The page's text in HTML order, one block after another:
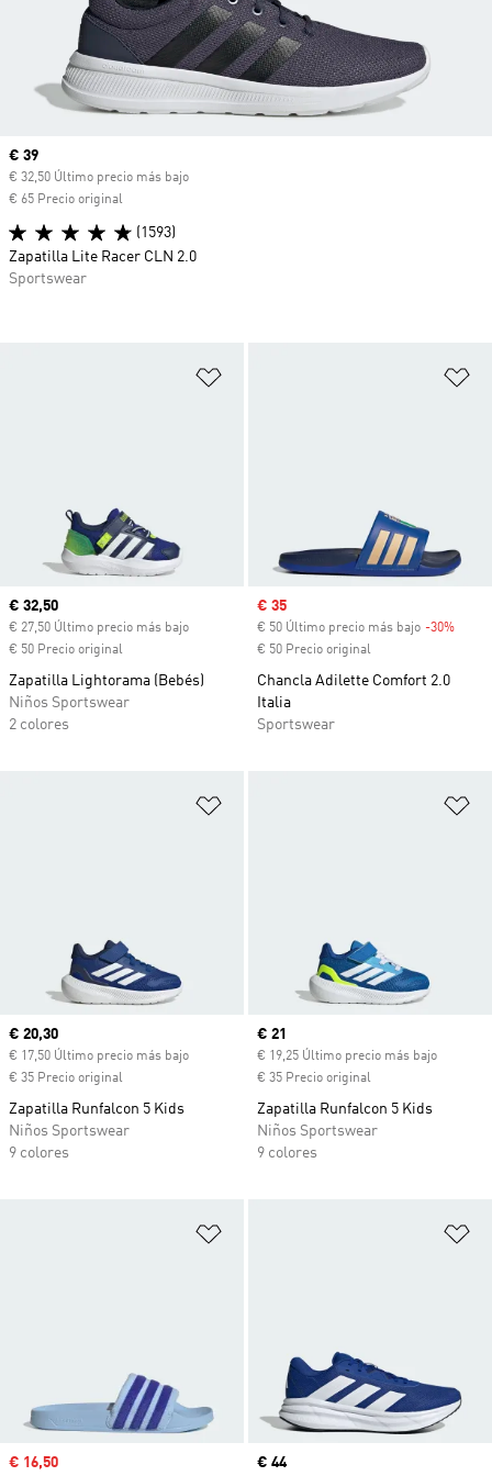
Precio actual
€ 32,50
€ 27,50 Último precio más bajo
€ 50 Precio original
Zapatilla Lightorama (Bebés)
Niños Sportswear
2 colores
Precio de venta
€ 35
€ 50 Último precio más bajo -30%
€ 50 Precio original
Chancla Adilette Comfort 2.0
Italia
Sportswear
Precio actual
€ 20,30
€ 17,50 Último precio más bajo
€ 35 Precio original
Zapatilla Runfalcon 5 Kids
Niños Sportswear
9 colores
Precio actual
€ 21
€ 19,25 Último precio más bajo
€ 35 Precio original
Zapatilla Runfalcon 5 Kids
Niños Sportswear
9 colores
Precio de venta
€ 16,50 Precio actual
€ 44
Precio actual
€ 39
€ 32,50 Último precio más bajo
€ 65 Precio original
(1593)
Zapatilla Lite Racer CLN 2.0
Sportswear